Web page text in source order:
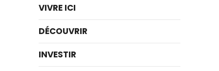
VIVRE ICI
DÉCOUVRIR
INVESTIR